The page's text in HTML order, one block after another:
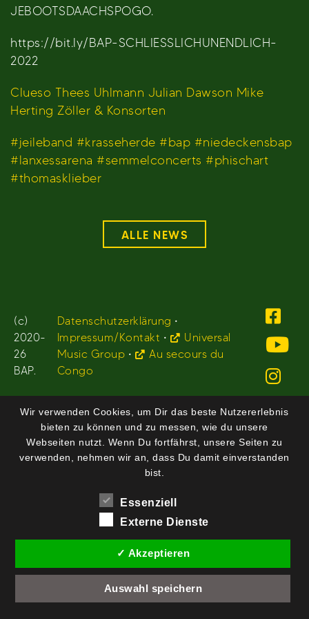
JEBOOTSDAACHSPOGO.
https://bit.ly/BAP-SCHLIESSLICHUNENDLICH-
2022
Clueso Thees Uhlmann Julian Dawson Mike
Herting Zöller & Konsorten
#jeileband #krasseherde #bap #niedeckensbap
#lanxessarena #semmelconcerts #phischart
#thomasklieber
ALLE NEWS
(c)
2020-
26
BAP.
Datenschutzerklärung •
Impressum/Kontakt •
Universal
Music Group •
Au secours du
Congo
Wir verwenden Cookies, um Dir das beste Nutzererlebnis
bieten zu können und zu messen, wie du unsere
Webseiten nutzt. Wenn Du fortfährst, unsere Seiten zu
verwenden, nehmen wir an, dass Du damit einverstanden
bist.
Essenziell
Externe Dienste
✓ Akzeptieren
Auswahl speichern